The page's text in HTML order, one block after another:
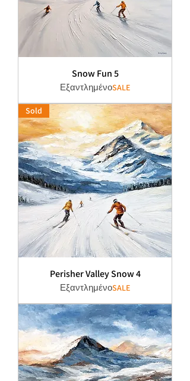
Snow Fun 5
ΕξαντλημένοSALE
Sold
Perisher Valley Snow 4
ΕξαντλημένοSALE